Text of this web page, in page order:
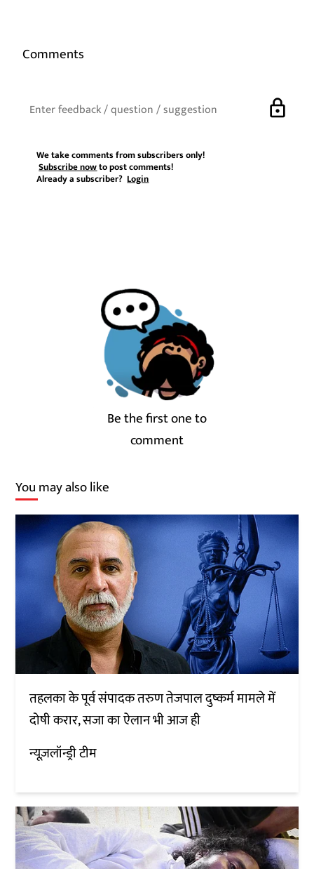
Comments
lock
We take comments from subscribers only!
Subscribe nowto post comments!
Already a subscriber?Login
Be the first one to
comment
You may also like
तहलका के पूर्व संपादक तरुण तेजपाल दुष्कर्म मामले में
दोषी करार, सजा का ऐलान भी आज ही
न्यूज़लॉन्ड्री टीम